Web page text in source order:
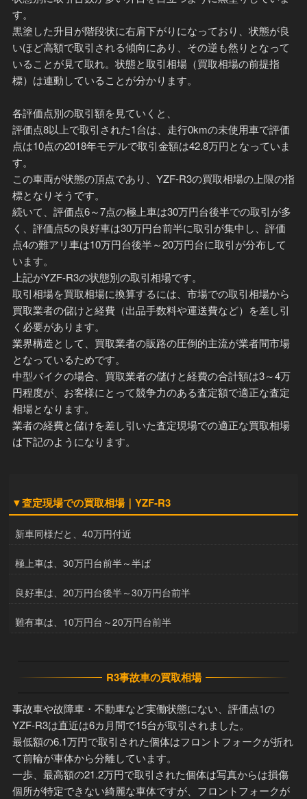
す。
黒塗した升目が階段状に右肩下がりになっており、状態が良
いほど高額で取引される傾向にあり、その逆も然りとなって
いることが見て取れ。状態と取引相場（買取相場の前提指
標）は連動していることが分かります。
各評価点別の取引額を見ていくと、
評価点8以上で取引された1台は、走行0kmの未使用車で評価
点は10点の2018年モデルで取引金額は42.8万円となっていま
す。
この車両が状態の頂点であり、YZF-R3の買取相場の上限の指
標となりそうです。
続いて、評価点6～7点の極上車は30万円台後半での取引が多
く、評価点5の良好車は30万円台前半に取引が集中し、評価
点4の難アリ車は10万円台後半～20万円台に取引が分布して
います。
上記がYZF-R3の状態別の取引相場です。
取引相場を買取相場に換算するには、市場での取引相場から
買取業者の儲けと経費（出品手数料や運送費など）を差し引
く必要があります。
業界構造として、買取業者の販路の圧倒的主流が業者間市場
となっているためです。
中型バイクの場合、買取業者の儲けと経費の合計額は3～4万
円程度が、お客様にとって競争力のある査定額で適正な査定
相場となります。
業者の経費と儲けを差し引いた査定現場での適正な買取相場
は下記のようになります。
▼査定現場での買取相場｜YZF-R3
新車同様だと、40万円付近
極上車は、30万円台前半～半ば
良好車は、20万円台後半～30万円台前半
難有車は、10万円台～20万円台前半
R3事故車の買取相場
事故車や故障車・不動車など実働状態にない、評価点1の
YZF-R3は直近は6カ月間で15台が取引されました。
最低額の6.1万円で取引された個体はフロントフォークが折れ
て前輪が車体から分離しています。
一歩、最高額の21.2万円で取引された個体は写真からは損傷
個所が特定できない綺麗な車体ですが、フロントフォークが